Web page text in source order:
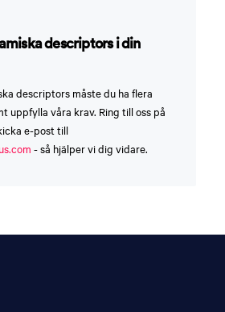
descriptors i din
descriptors måste du ha flera
uppfylla våra krav. Ring till oss på
e-post till
- så hjälper vi dig vidare.